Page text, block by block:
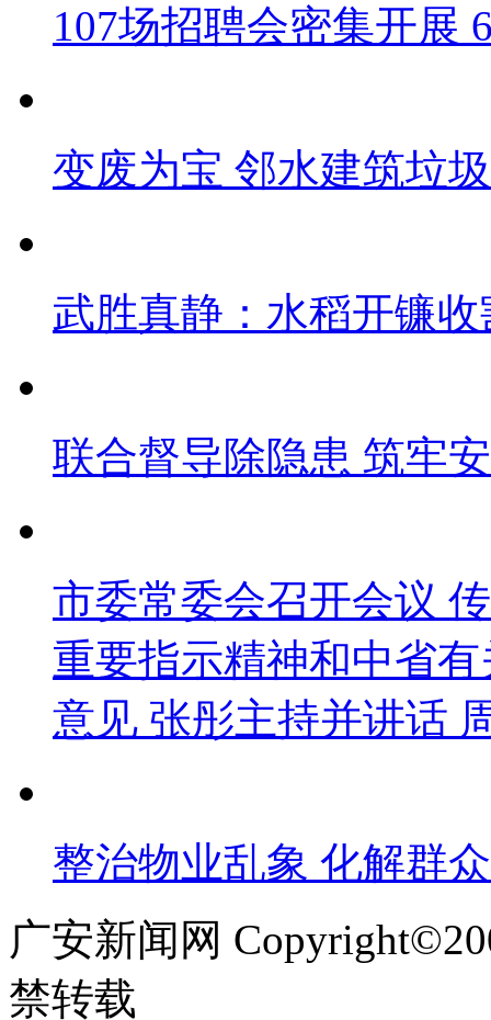
107场招聘会密集开展
变废为宝 邻水建筑垃
武胜真静：水稻开镰
联合督导除隐患 筑牢
市委常委会召开会议
重要指示精神和中省
意见 张彤主持并讲话
整治物业乱象 化解群
广安新闻网
禁转载